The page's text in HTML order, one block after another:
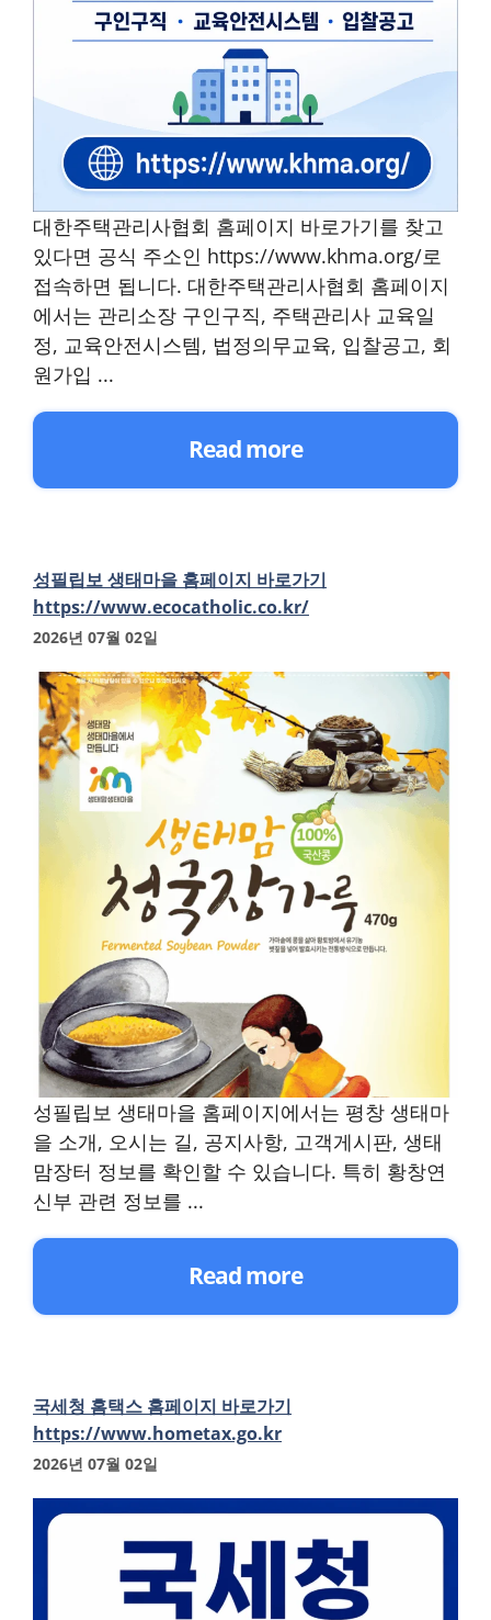
대한주택관리사협회 홈페이지 바로가기를 찾고
있다면 공식 주소인 https://www.khma.org/로
접속하면 됩니다. 대한주택관리사협회 홈페이지
에서는 관리소장 구인구직, 주택관리사 교육일
정, 교육안전시스템, 법정의무교육, 입찰공고, 회
원가입 ...
Read more
성필립보 생태마을 홈페이지 바로가기
https://www.ecocatholic.co.kr/
2026년 07월 02일
성필립보 생태마을 홈페이지에서는 평창 생태마
을 소개, 오시는 길, 공지사항, 고객게시판, 생태
맘장터 정보를 확인할 수 있습니다. 특히 황창연
신부 관련 정보를 ...
Read more
국세청 홈택스 홈페이지 바로가기
https://www.hometax.go.kr
2026년 07월 02일